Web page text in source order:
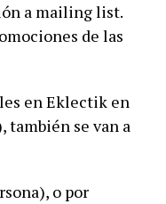
a mailing list.
de las
en Eklectik en
también se van a
o por